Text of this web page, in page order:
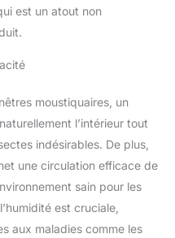
d'une récolte
OPTIMALE
ET
: Les
avec
assurent
ventilation
serre
ils gardent
les parasites
et
est un atout non
moustiquaires, un
l’intérieur tout
indésirables. De plus,
une circulation efficace de
sain pour les
est cruciale,
aux maladies comme les